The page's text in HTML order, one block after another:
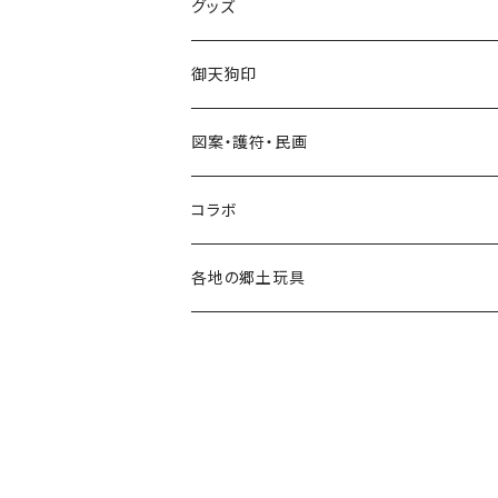
グッズ
手びねり人形・小福人形
張り子
手びねり人形
グッズ
コラボ
グッズ
キーホルダー
シール
遠州綿紬ハンカチ
注染そめ手ぬぐい
御天狗印
図案・護符・民画
コラボ
＜遠州綿紬＞ハンカチ
各地の郷土玩具